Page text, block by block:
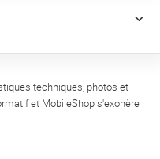
techniques, photos et
et MobileShop s'exonère